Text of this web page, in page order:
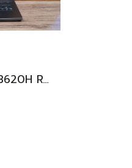
MSI THIN 15 i7-13620H RTX-2050(4GB) Ram8 SSD512 จอ15.6 FHD 144Hz สเปคเกมมิ่ง คีย์บอร์ดไฟสีฟ้า ดีไซน์เรียบหรู น้ำหนักเบาไม่ถึง2kg เครื่องมีประกันศูนย์พร้อมใช้งานในราคาสุดคุ้มเพียง 18,500.-เท่านั้น